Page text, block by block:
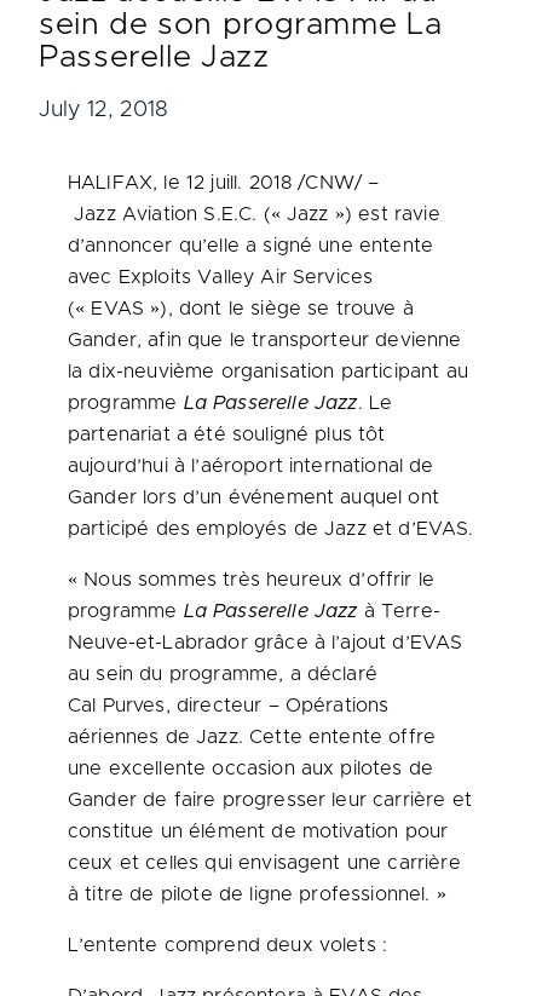
sein de son programme La
Passerelle Jazz
July 12, 2018
HALIFAX, le 12 juill. 2018 /CNW/ –
Jazz Aviation S.E.C. (« Jazz ») est ravie
d’annoncer qu’elle a signé une entente
avec Exploits Valley Air Services
(« EVAS »), dont le siège se trouve à
Gander, afin que le transporteur devienne
la dix-neuvième organisation participant au
programme La Passerelle Jazz. Le
partenariat a été souligné plus tôt
aujourd’hui à l’aéroport international de
Gander lors d’un événement auquel ont
participé des employés de Jazz et d’EVAS.
« Nous sommes très heureux d’offrir le
programme La Passerelle Jazzà Terre-
Neuve-et- Labradorgrâce à l’ajout d’EVAS
au sein du programme, a déclaré
Cal Purves, directeur – Opérations
aériennes de Jazz. Cette entente offre
une excellente occasion aux pilotes de
Gander de faire progresser leur carrière et
constitue un élément de motivation pour
ceux et celles qui envisagent une carrière
à titre de pilote de ligne professionnel. »
L’entente comprend deux volets :